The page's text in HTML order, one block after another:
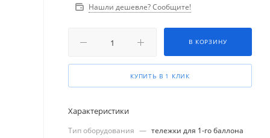
Нашли дешевле? Сообщите!
В КОРЗИНУ
КУПИТЬ В 1 КЛИК
Характеристики
Тип оборудования — тележки для 1-го баллона